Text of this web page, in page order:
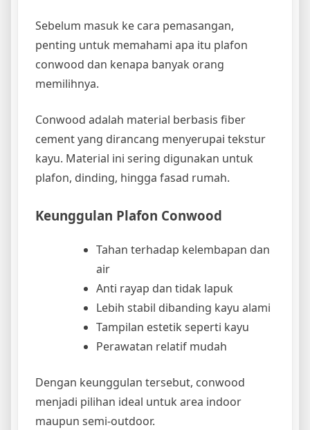
Sebelum masuk ke cara pemasangan,
penting untuk memahami apa itu plafon
conwood dan kenapa banyak orang
memilihnya.
Conwood adalah material berbasis fiber
cement yang dirancang menyerupai tekstur
kayu. Material ini sering digunakan untuk
plafon, dinding, hingga fasad rumah.
Keunggulan Plafon Conwood
Tahan terhadap kelembapan dan
air
Anti rayap dan tidak lapuk
Lebih stabil dibanding kayu alami
Tampilan estetik seperti kayu
Perawatan relatif mudah
Dengan keunggulan tersebut, conwood
menjadi pilihan ideal untuk area indoor
maupun semi-outdoor.